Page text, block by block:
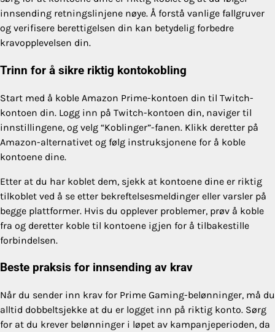
innsending retningslinjene nøye. Å forstå vanlige fallgruver
og verifisere berettigelsen din kan betydelig forbedre
kravopplevelsen din.
Trinn for å sikre riktig kontokobling
Start med å koble Amazon Prime-kontoen din til Twitch-
kontoen din. Logg inn på Twitch-kontoen din, naviger til
innstillingene, og velg “Koblinger”-fanen. Klikk deretter på
Amazon-alternativet og følg instruksjonene for å koble
kontoene dine.
Etter at du har koblet dem, sjekk at kontoene dine er riktig
tilkoblet ved å se etter bekreftelsesmeldinger eller varsler på
begge plattformer. Hvis du opplever problemer, prøv å koble
fra og deretter koble til kontoene igjen for å tilbakestille
forbindelsen.
Beste praksis for innsending av krav
Når du sender inn krav for Prime Gaming-belønninger, må du
alltid dobbeltsjekke at du er logget inn på riktig konto. Sørg
for at du krever belønninger i løpet av kampanjeperioden, da